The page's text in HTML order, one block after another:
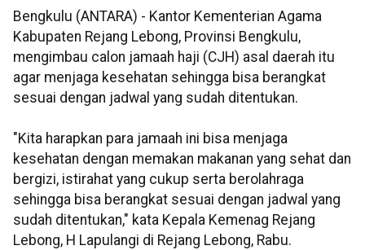
Bengkulu (ANTARA) - Kantor Kementerian Agama
Kabupaten Rejang Lebong, Provinsi Bengkulu,
mengimbau calon jamaah haji (CJH) asal daerah itu
agar menjaga kesehatan sehingga bisa berangkat
sesuai dengan jadwal yang sudah ditentukan.
"Kita harapkan para jamaah ini bisa menjaga
kesehatan dengan memakan makanan yang sehat dan
bergizi, istirahat yang cukup serta berolahraga
sehingga bisa berangkat sesuai dengan jadwal yang
sudah ditentukan," kata Kepala Kemenag Rejang
Lebong, H Lapulangi di Rejang Lebong, Rabu.